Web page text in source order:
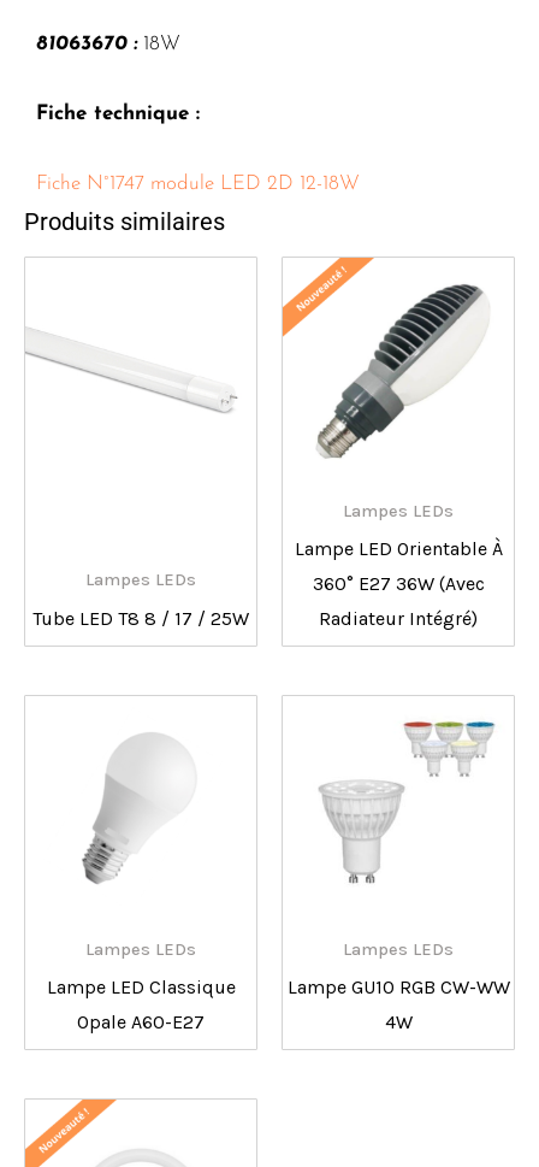
81063670 : 18W
Fiche technique :
Fiche N°1747 module LED 2D 12-18W
Produits similaires
Lampes LEDs
Tube LED T8 8 / 17 / 25W
Lampes LEDs
Lampe LED Orientable À
360° E27 36W (avec
Radiateur Intégré)
Lampes LEDs
Lampe LED Classique
Opale A60-E27
Lampes LEDs
Lampe GU10 RGB CW-WW
4W